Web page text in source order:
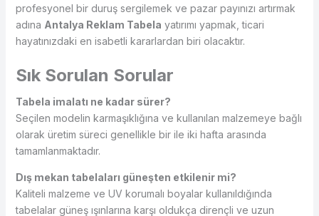
profesyonel bir duruş sergilemek ve pazar payınızı artırmak
adına Antalya Reklam Tabela yatırımı yapmak, ticari
hayatınızdaki en isabetli kararlardan biri olacaktır.
Sık Sorulan Sorular
Tabela imalatı ne kadar sürer?
Seçilen modelin karmaşıklığına ve kullanılan malzemeye bağlı
olarak üretim süreci genellikle bir ile iki hafta arasında
tamamlanmaktadır.
Dış mekan tabelaları güneşten etkilenir mi?
Kaliteli malzeme ve UV korumalı boyalar kullanıldığında
tabelalar güneş ışınlarına karşı oldukça dirençli ve uzun